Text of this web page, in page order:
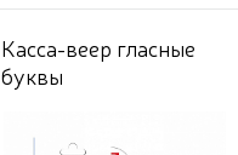
Касса-веер гласные
буквы